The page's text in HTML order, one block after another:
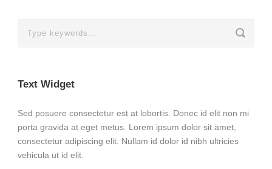
Text Widget
Sed posuere consectetur est at lobortis. Donec id elit non mi
porta gravida at eget metus. Lorem ipsum dolor sit amet,
consectetur adipiscing elit. Nullam id dolor id nibh ultricies
vehicula ut id elit.